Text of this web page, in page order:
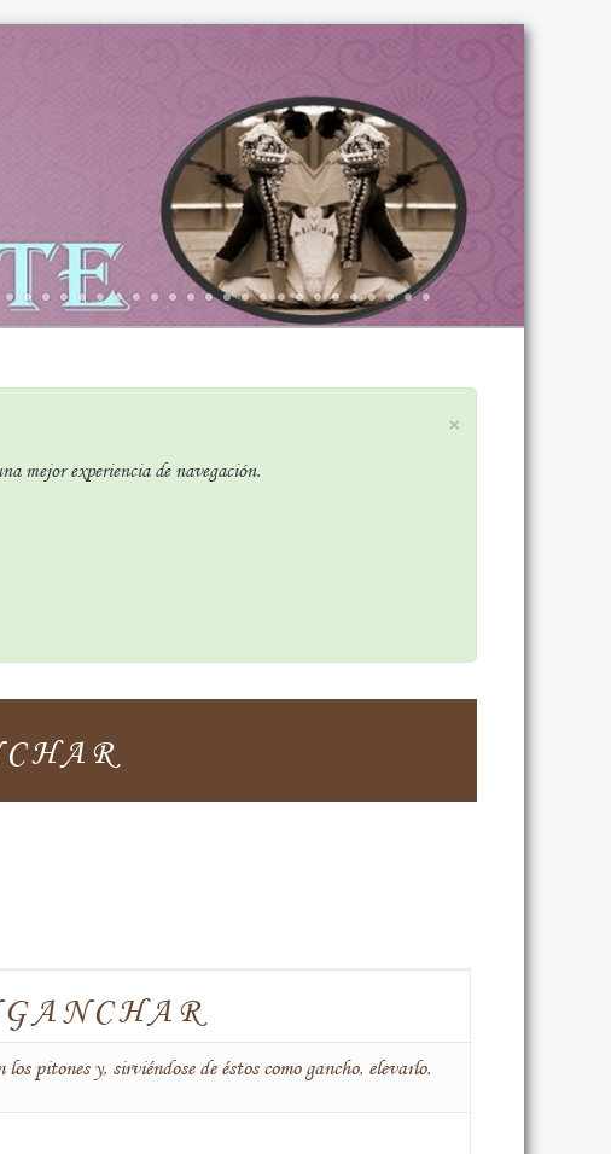
×
mejor experiencia de navegación.
pitones y, sirviéndose de éstos como gancho, elevarlo.